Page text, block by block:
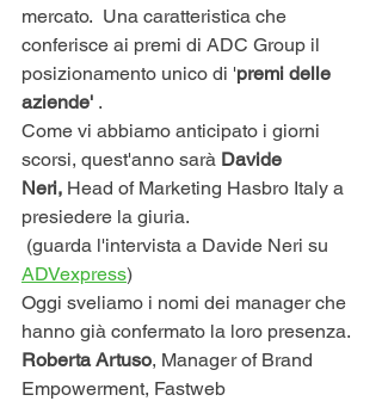
mercato.  Una caratteristica che
conferisce ai premi di ADC Group il
posizionamento unico di 'premi delle
aziende' .
Come vi abbiamo anticipato i giorni
scorsi, quest'anno sarà Davide
Neri, Head of Marketing Hasbro Italy a
presiedere la giuria.
(guarda l'intervista a Davide Neri su
ADVexpress)
Oggi sveliamo i nomi dei manager che
hanno già confermato la loro presenza.
Roberta Artuso, Manager of Brand
Empowerment, Fastweb